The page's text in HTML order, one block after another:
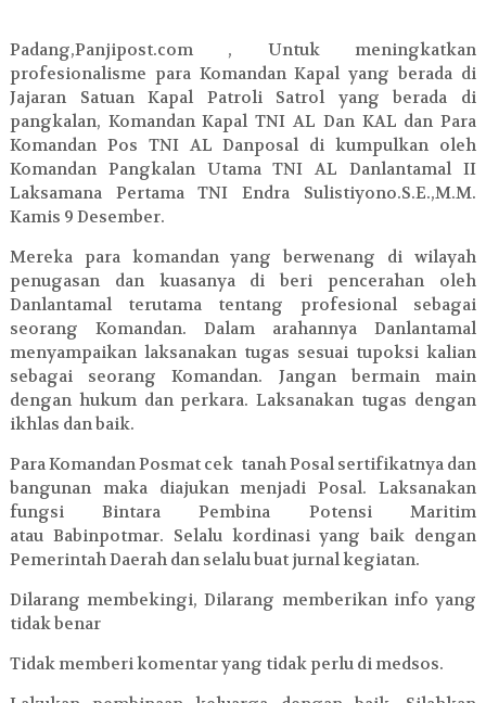
Padang,Panjipost.com , Untuk meningkatkan
profesionalisme para Komandan Kapal yang berada di
Jajaran Satuan Kapal Patroli Satrol yang berada di
pangkalan, Komandan Kapal TNI AL Dan KAL dan Para
Komandan Pos TNI AL Danposal di kumpulkan oleh
Komandan Pangkalan Utama TNI AL Danlantamal II
Laksamana Pertama TNI Endra Sulistiyono.S.E.,M.M.
Kamis 9 Desember.
Mereka para komandan yang berwenang di wilayah
penugasan dan kuasanya di beri pencerahan oleh
Danlantamal terutama tentang profesional sebagai
seorang Komandan. Dalam arahannya Danlantamal
menyampaikan laksanakan tugas sesuai tupoksi kalian
sebagai seorang Komandan. Jangan bermain main
dengan hukum dan perkara. Laksanakan tugas dengan
ikhlas dan baik.
Para Komandan Posmat cek tanah Posal sertifikatnya dan
bangunan maka diajukan menjadi Posal. Laksanakan
fungsi Bintara Pembina Potensi Maritim
atau Babinpotmar. Selalu kordinasi yang baik dengan
Pemerintah Daerah dan selalu buat jurnal kegiatan.
Dilarang membekingi,Dilarang memberikan info yang
tidak benar
Tidak memberi komentar yang tidak perlu di medsos.